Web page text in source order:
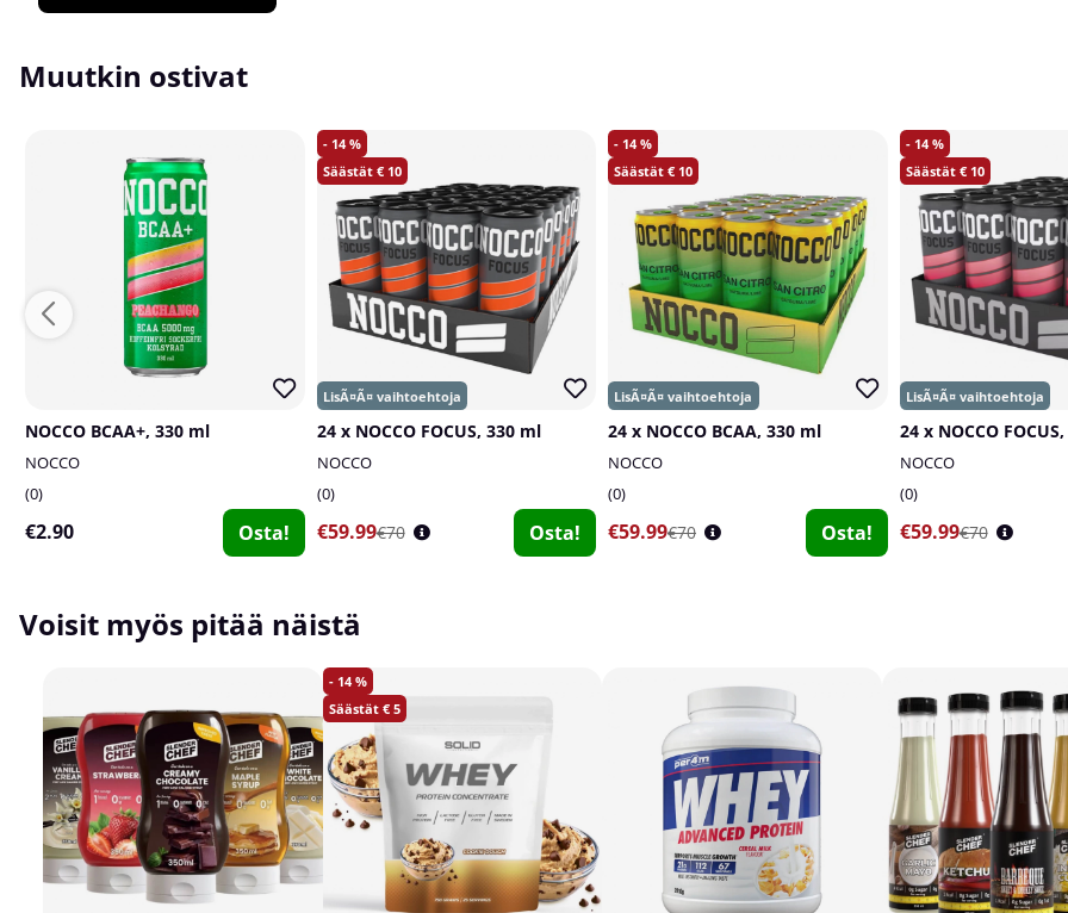
Muutkin ostivat
NOCCO BCAA+, 330 ml
NOCCO
0
€2.90 Osta!
14
10
24 x NOCCO FOCUS, 330 ml
NOCCO
0
€59.99€70 Osta!
14
10
24 x NOCCO BCAA, 330 ml
NOCCO
0
€59.99€70 Osta!
14
10
24 x NOCCO
NOCCO
0
€59.99€70
Voisit myös pitää näistä
14
5